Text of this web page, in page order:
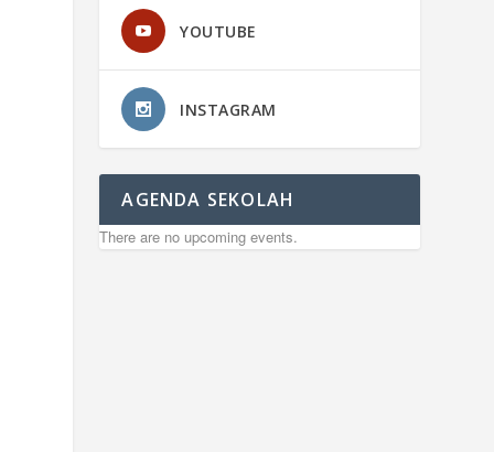
YOUTUBE
INSTAGRAM
AGENDA SEKOLAH
There are no upcoming events.